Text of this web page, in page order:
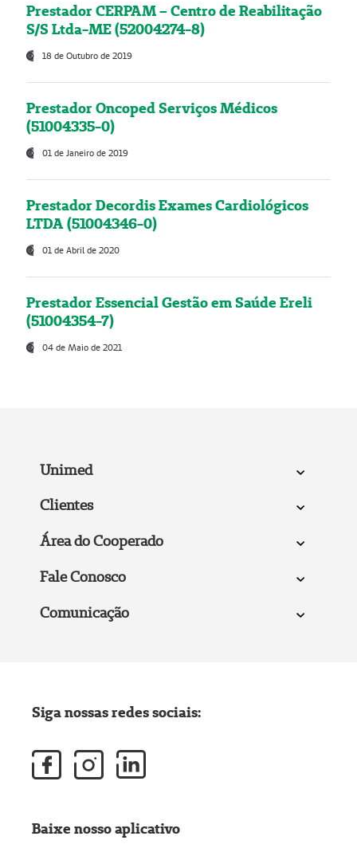
Prestador CERPAM – Centro de Reabilitação
S/S Ltda-ME (52004274-8)
18 de Outubro de 2019
Prestador Oncoped Serviços Médicos
(51004335-0)
01 de Janeiro de 2019
Prestador Decordis Exames Cardiológicos
LTDA (51004346-0)
01 de Abril de 2020
Prestador Essencial Gestão em Saúde Ereli
(51004354-7)
04 de Maio de 2021
Unimed
Clientes
Área do Cooperado
Fale Conosco
Comunicação
Siga nossas redes sociais:
Baixe nosso aplicativo